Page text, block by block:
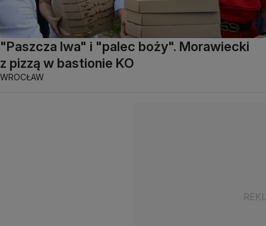
"Paszcza lwa" i "palec boży". Morawiecki
z pizzą w bastionie KO
WROCŁAW